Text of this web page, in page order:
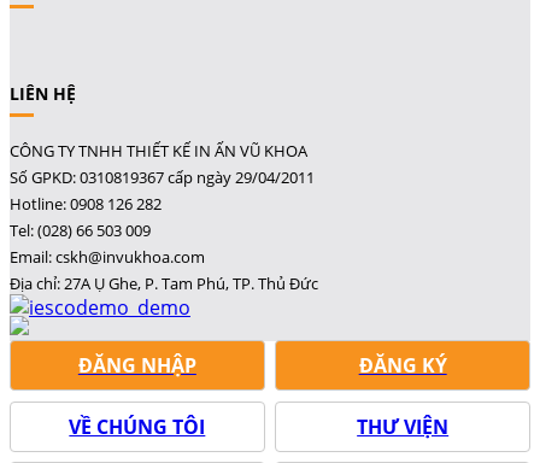
LIÊN HỆ
CÔNG TY TNHH THIẾT KẾ IN ẤN VŨ KHOA
Số GPKD: 0310819367 cấp ngày 29/04/2011
Hotline: 0908 126 282
Tel: (028) 66 503 009
Email: cskh@invukhoa.com
Địa chỉ: 27A Ụ Ghe, P. Tam Phú, TP. Thủ Đức
ĐĂNG NHẬP ĐĂNG KÝ
VỀ CHÚNG TÔI THƯ VIỆN